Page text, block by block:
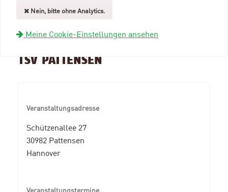
Nein, bitte ohne Analytics.
Meine Cookie-Einstellungen ansehen
Suche und Filter
zurück zur Übersicht
TSV PATTENSEN
Veranstaltungsadresse
Schützenallee 27
30982 Pattensen
Hannover
Veranstaltungstermine